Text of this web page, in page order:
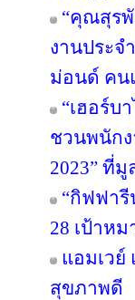
“คุณสุร
งานประจ
ม่อนด์ คน
“เฮอร์บ
ชวนพนักง
2023” ที่มู
“กิฟฟา
28 เป้าห
แอมเว
สุขภาพดี